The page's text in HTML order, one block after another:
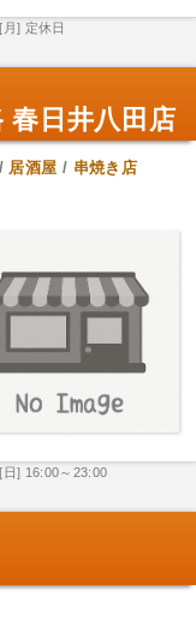
[月] 定休日
春日井八田店
/ 居酒屋 / 串焼き店
[日] 16:00～23:00